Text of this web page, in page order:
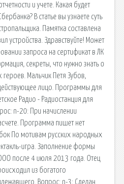
и учете. Какая будет
В статье вы узнаете суть
Памятка составлена
устройства. Здравствуйте! Может
запроса на сертификат в ЛК
секреты, что нужно знать о
Мальчик Петя Зубов,
лицо. Программы для
Радио - Радиостанция для
n-20: При начислении
Программа пишет нет
По мотивам русских народных
игра. Заполнение формы
после 4 июля 2013 года. Отец
из богатого
Вопрос: n-3: Сделан